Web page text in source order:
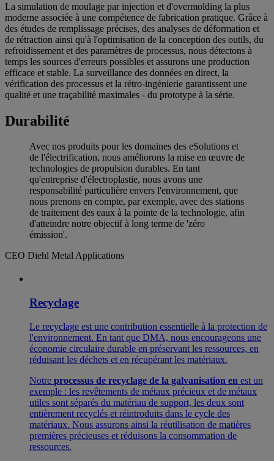
La simulation de moulage par injection et d'overmolding la plus
moderne associée à une compétence de fabrication pratique. Grâce à
des études de remplissage précises, des analyses de déformation et
de rétraction ainsi qu'à l'optimisation de la conception des outils, du
refroidissement et des paramètres de processus, nous détectons à
temps les sources d'erreurs possibles et assurons une production
efficace et stable. La surveillance des données en direct, la
vérification des processus et la rétro-ingénierie garantissent une
qualité et une traçabilité maximales - du prototype à la série.
Durabilité
Avec nos produits pour les domaines des eSolutions et
de l'électrification, nous améliorons la mise en œuvre de
technologies de propulsion durables. En tant
qu'entreprise d'électroplastie, nous avons une
responsabilité particulière envers l'environnement, que
nous prenons en compte, par exemple, avec des stations
de traitement des eaux à la pointe de la technologie, afin
d'atteindre notre objectif à long terme de 'zéro
émission'.
CEO Diehl Metal Applications
Recyclage
Le recyclage est une contribution essentielle à la protection de
l'environnement. En tant que DMA, nous encourageons une
économie circulaire durable en préservant les ressources, en
réduisant les déchets et en récupérant les matériaux.
Notre processus de recyclage de la galvanisation en est un
exemple : les revêtements de métaux précieux et de métaux
utiles sont séparés du matériau de support, les deux sont
entièrement recyclés et réintroduits dans le cycle des
matériaux. Nous assurons ainsi la réutilisation de matières
premières précieuses et réduisons la consommation de
ressources.